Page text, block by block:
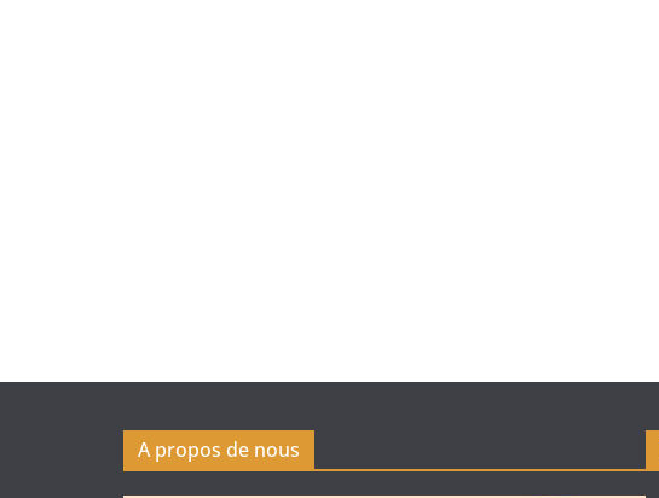
A propos de nous